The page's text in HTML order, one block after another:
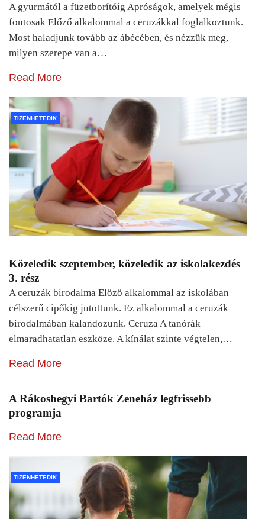
A gyurmától a füzetborítóig Apróságok, amelyek mégis
fontosak Előző alkalommal a ceruzákkal foglalkoztunk.
Most haladjunk tovább az ábécében, és nézzük meg,
milyen szerepe van a…
Read More
TIZENHETEDIK
Közeledik szeptember, közeledik az iskolakezdés
3. rész
A ceruzák birodalma Előző alkalommal az iskolában
célszerű cipőkig jutottunk. Ez alkalommal a ceruzák
birodalmában kalandozunk. Ceruza A tanórák
elmaradhatatlan eszköze. A kínálat szinte végtelen,…
Read More
A Rákoshegyi Bartók Zeneház legfrissebb
programja
Read More
TIZENHETEDIK